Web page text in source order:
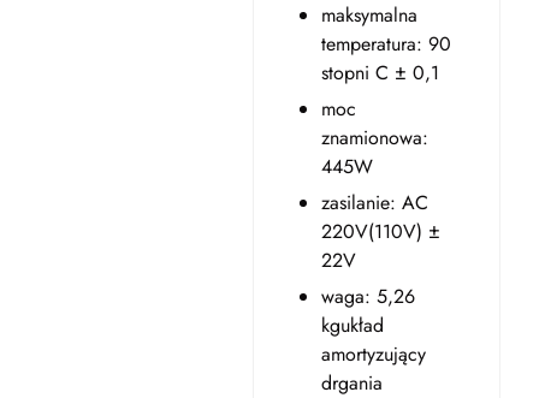
maksymalna
temperatura: 90
stopni C ± 0,1
moc
znamionowa:
445W
zasilanie: AC
220V(110V) ±
22V
waga: 5,26
kgukład
amortyzujący
drgania